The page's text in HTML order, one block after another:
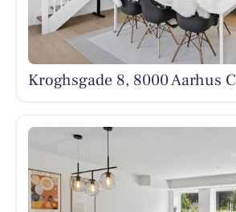
Kroghsgade 8, 8000 Aarhus C